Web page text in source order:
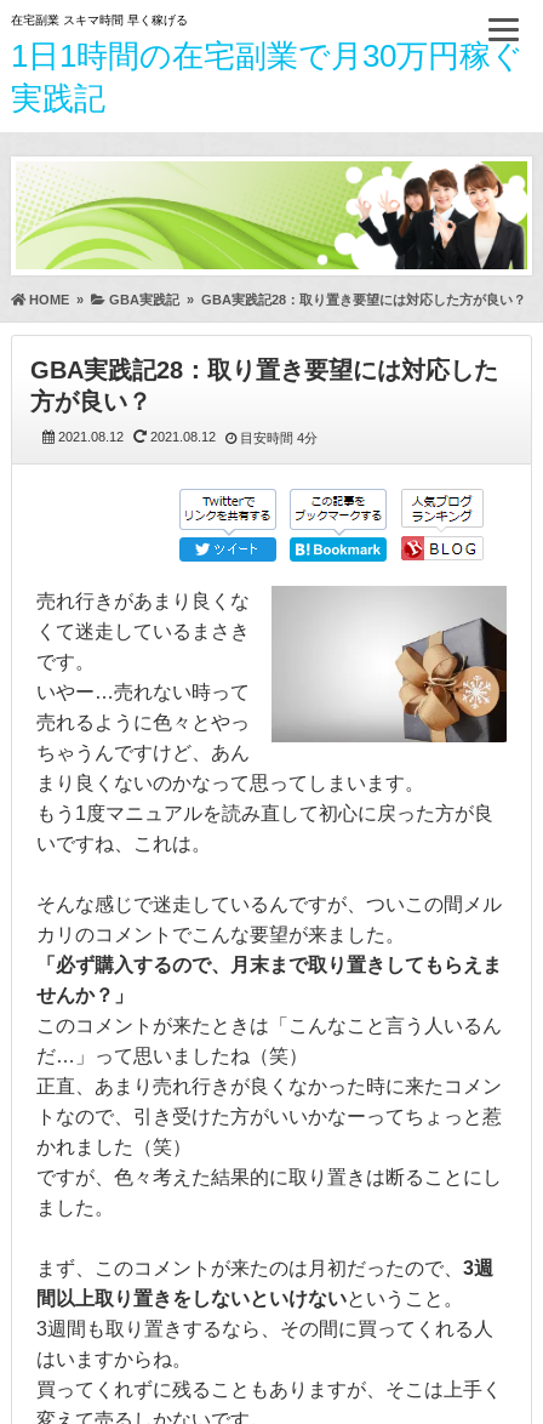
在宅副業 スキマ時間 早く稼げる
1日1時間の在宅副業で月30万円稼ぐ
実践記
HOME» GBA実践記» GBA実践記28：取り置き要望には対応した方が良い？
GBA実践記28：取り置き要望には対応した
方が良い？
2021.08.12 2021.08.12 目安時間 4分
売れ行きがあまり良くな
くて迷走しているまさき
です。
いやー…売れない時って
売れるように色々とやっ
ちゃうんですけど、あん
まり良くないのかなって思ってしまいます。
もう1度マニュアルを読み直して初心に戻った方が良
いですね、これは。
そんな感じで迷走しているんですが、ついこの間メル
カリのコメントでこんな要望が来ました。
「必ず購入するので、月末まで取り置きしてもらえま
せんか？」
このコメントが来たときは「こんなこと言う人いるん
だ…」って思いましたね（笑）
正直、あまり売れ行きが良くなかった時に来たコメン
トなので、引き受けた方がいいかなーってちょっと惹
かれました（笑）
ですが、色々考えた結果的に取り置きは断ることにし
ました。
まず、このコメントが来たのは月初だったので、 3週
間以上取り置きをしないといけないということ。
3週間も取り置きするなら、その間に買ってくれる人
はいますからね。
買ってくれずに残ることもありますが、そこは上手く
変えて売るしかないです。